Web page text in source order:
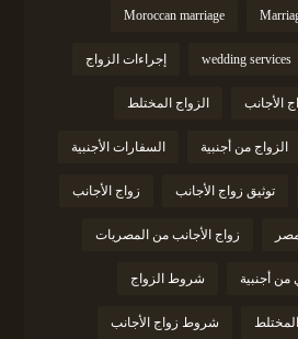
Moroccan marriage
wedding services إجراءات الزواج
الأجانب الزواج المختلط
الزواج من أجنبية السفارات الأجنبية
توثيق زواج الأجانب زواج الأجانب
زواج الأجانب من المصريات
أجنبية شروط الزواج
شروط زواج الأجانب